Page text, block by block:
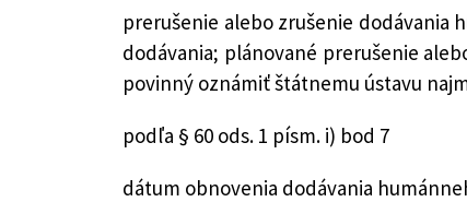
prerušenie alebo zrušenie
dodávania; plánované prerušenie
povinný oznámiť štátnemu ústavu
podľa § 60 ods. 1 písm. i) bod 7
dátum obnovenia dodávania